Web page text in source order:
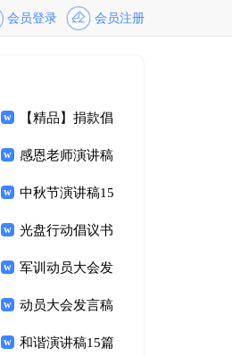
会员登录 会员注册
【精品】捐款倡
议书范文汇总十篇
感恩老师演讲稿
15篇中秋节演讲稿15
篇 光盘行动倡议书
(15篇)军训动员大会发
言稿动员大会发言稿
15篇和谐演讲稿15篇